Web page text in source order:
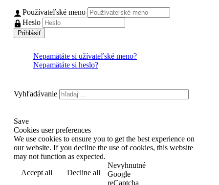
Používateľské meno
Heslo
Prihlásiť
Nepamätáte si užívateľské meno?
Nepamätáte si heslo?
Vyhľadávanie
Save
Cookies user preferences
We use cookies to ensure you to get the best experience on
our website. If you decline the use of cookies, this website
may not function as expected.
Accept all
Decline all
Nevyhnutné
Google
reCaptcha